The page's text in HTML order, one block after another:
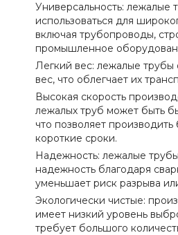
Универсальность: лежалые
использоваться для
включая трубопроводы,
промышленное
Легкий вес: лежалые
вес, что облегчает их
Высокая скорость
лежалых труб может быть
что позволяет
короткие сроки.
Надежность: лежалые
надежность благодаря
уменьшает риск разрыва
Экологически чистые:
имеет низкий уровень
требует большого